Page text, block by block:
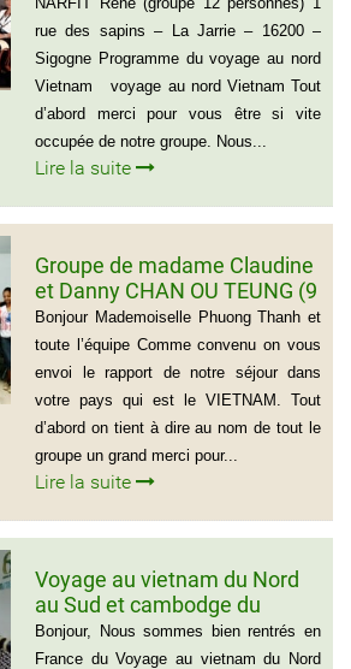
PERSONNES)
rue des sapins – La Jarrie – 16200 –
Sigogne Programme du voyage au nord
Vietnam voyage au nord Vietnam Tout
d’abord merci pour vous être si vite
occupée de notre groupe. Nous...
Lire la suite
Groupe de madame Claudine
et Danny CHAN OU TEUNG (9
personnes)
Bonjour Mademoiselle Phuong Thanh et
toute l’équipe Comme convenu on vous
envoi le rapport de notre séjour dans
votre pays qui est le VIETNAM. Tout
d’abord on tient à dire au nom de tout le
groupe un grand merci pour...
Lire la suite
Voyage au vietnam du Nord
au Sud et cambodge du
groupe de Emilie CHAU – 6
personnes (21 jours)
Bonjour, Nous sommes bien rentrés en
France du Voyage au vietnam du Nord